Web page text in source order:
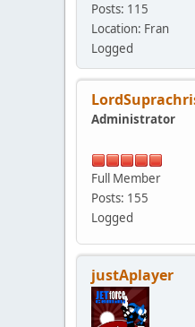
Posts: 115
Location: Fran
Logged
Administrator
Full Member
Posts: 155
Logged
justAplayer